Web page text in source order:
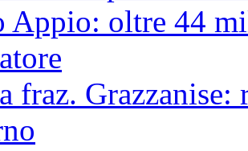
Appio: oltre 44
fraz.